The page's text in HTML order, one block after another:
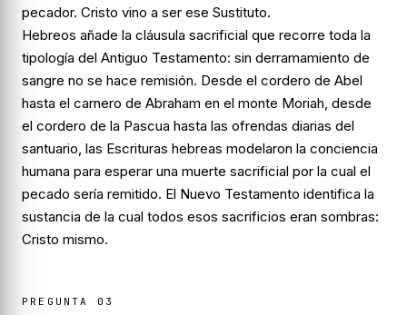
pecador. Cristo vino a ser ese Sustituto.
Hebreos añade la cláusula sacrificial que recorre toda la
tipología del Antiguo Testamento: sin derramamiento de
sangre no se hace remisión. Desde el cordero de Abel
hasta el carnero de Abraham en el monte Moriah, desde
el cordero de la Pascua hasta las ofrendas diarias del
santuario, las Escrituras hebreas modelaron la conciencia
humana para esperar una muerte sacrificial por la cual el
pecado sería remitido. El Nuevo Testamento identifica la
sustancia de la cual todos esos sacrificios eran sombras:
Cristo mismo.
PREGUNTA 03